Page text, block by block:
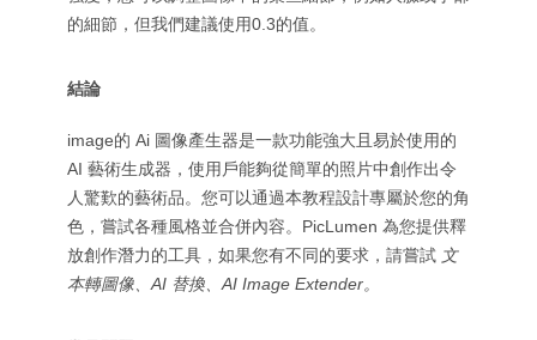
的細節，但我們建議使用0.3的值。
結論
image的 Ai 圖像產生器是一款功能強大且易於使用的
AI 藝術生成器，使用戶能夠從簡單的照片中創作出令
人驚歎的藝術品。您可以通過本教程設計專屬於您的角
色，嘗試各種風格並合併內容。PicLumen 為您提供釋
放創作潛力的工具，如果您有不同的要求，請嘗試 文
本轉圖像、AI 替換、AI Image Extender。